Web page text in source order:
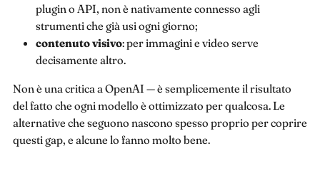
plugin o API, non è nativamente connesso agli
strumenti che già usi ogni giorno;
contenuto visivo: per immagini e video serve
decisamente altro.
Non è una critica a OpenAI — è semplicemente il risultato
del fatto che ogni modello è ottimizzato per qualcosa. Le
alternative che seguono nascono spesso proprio per coprire
questi gap, e alcune lo fanno molto bene.